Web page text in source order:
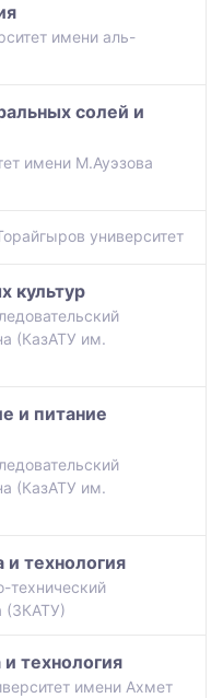
имени аль-
солей и
имени М.Ауэзова
университет
культур
(КазАТУ им.
и питание
(КазАТУ им.
технология
технический
(ЗКАТУ)
технология
имени Ахмет